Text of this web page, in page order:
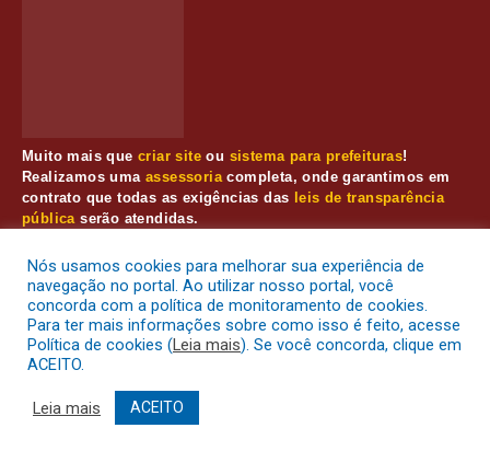
Muito mais quecriar site ou sistema para prefeituras!
Realizamos umaassessoriacompleta, onde garantimos em
contrato que todas as exigências das leis de transparência
públicaserão atendidas.
Todos os direitos reservados aPrefeitura Municipal de Muaná.
Acessar Área Administrativa
Nós usamos cookies para melhorar sua experiência de
navegação no portal. Ao utilizar nosso portal, você
concorda com a política de monitoramento de cookies.
Para ter mais informações sobre como isso é feito, acesse
Política de cookies (Leia mais). Se você concorda, clique em
ACEITO.
Leia mais ACEITO